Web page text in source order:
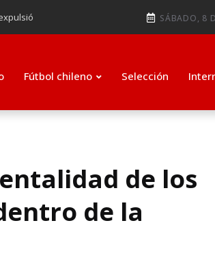
para
SÁBADO, 8
Fútbol chileno Selección
de los
de la